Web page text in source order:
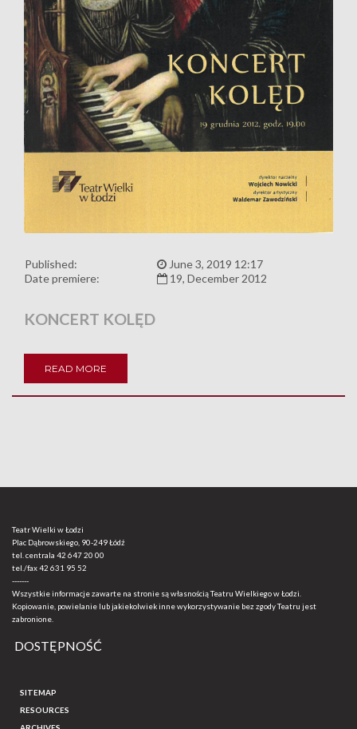
Published:
June 3, 2019 12:17
Date premiere:
19, December 2012
KONCERT KOLĘD
READ MORE
Teatr Wielki w Łodzi
Plac Dąbrowskiego, 90-249 Łódź
tel. centrala 42 647 20 00
tel./fax42 631 95 52
-------
Wszystkie informacje zawarte na stronie są własnością Teatru Wielkiego w Łodzi.
Kopiowanie, powielanie lub jakiekolwiek inne wykorzystywanie bez zgody Teatru jest
zabronione.
DOSTĘPNOŚĆ
SITEMAP
RESOURCES